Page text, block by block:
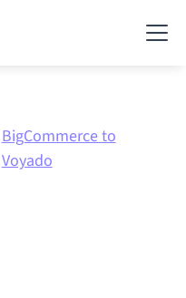
BigCommerce to
Voyado